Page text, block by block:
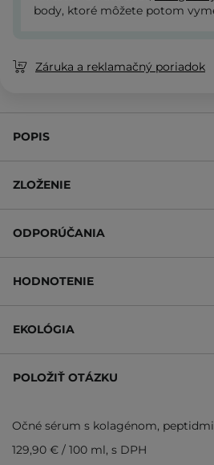
body, ktoré môžete potom
Záruka a reklamačný poriadok
POPIS
ZLOŽENIE
ODPORÚČANIA
HODNOTENIE
EKOLÓGIA
POLOŽIŤ OTÁZKU
Očné sérum s kolagénom,
129,90 € / 100 ml, s DPH